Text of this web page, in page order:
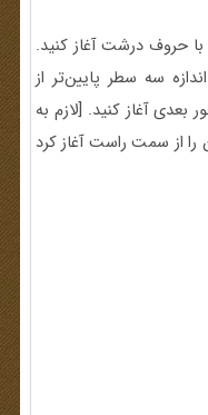
حروف درشت آغاز کنید.
سه سطر پایین‌تر از
آغاز کنید. [لازم به
از سمت راست آغاز کرد